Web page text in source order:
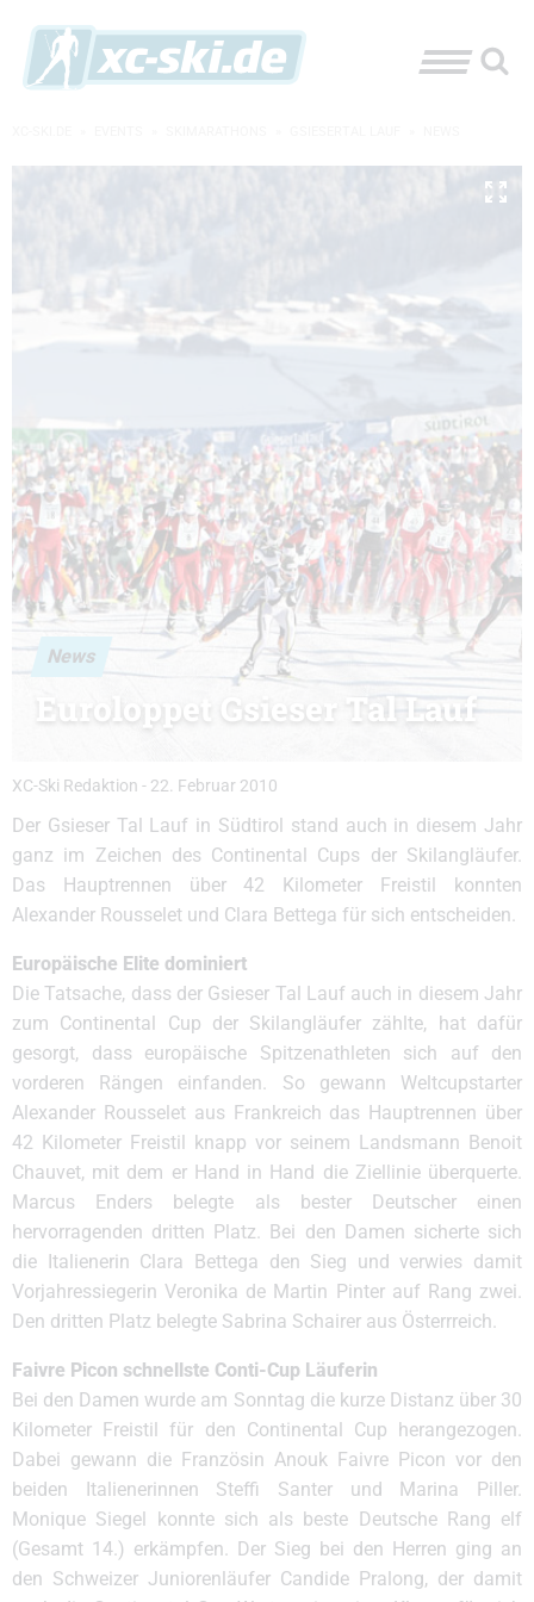
News
Euroloppet Gsieser Tal Lauf
XC-Ski Redaktion - 22. Februar 2010
Der Gsieser Tal Lauf in Südtirol stand auch in diesem Jahr
ganz im Zeichen des Continental Cups der Skilangläufer.
Das Hauptrennen über 42 Kilometer Freistil konnten
Alexander Rousselet und Clara Bettega für sich entscheiden.
Europäische Elite dominiert
Die Tatsache, dass der Gsieser Tal Lauf auch in diesem Jahr
zum Continental Cup der Skilangläufer zählte, hat dafür
gesorgt, dass europäische Spitzenathleten sich auf den
vorderen Rängen einfanden. So gewann Weltcupstarter
Alexander Rousselet aus Frankreich das Hauptrennen über
42 Kilometer Freistil knapp vor seinem Landsmann Benoit
Chauvet, mit dem er Hand in Hand die Ziellinie überquerte.
Marcus Enders belegte als bester Deutscher einen
hervorragenden dritten Platz. Bei den Damen sicherte sich
die Italienerin Clara Bettega den Sieg und verwies damit
Vorjahressiegerin Veronika de Martin Pinter auf Rang zwei.
Den dritten Platz belegte Sabrina Schairer aus Österrreich.
Faivre Picon schnellste Conti-Cup Läuferin
Bei den Damen wurde am Sonntag die kurze Distanz über 30
Kilometer Freistil für den Continental Cup herangezogen.
Dabei gewann die Französin Anouk Faivre Picon vor den
beiden Italienerinnen Steffi Santer und Marina Piller.
Monique Siegel konnte sich als beste Deutsche Rang elf
(Gesamt 14.) erkämpfen. Der Sieg bei den Herren ging an
den Schweizer Juniorenläufer Candide Pralong, der damit